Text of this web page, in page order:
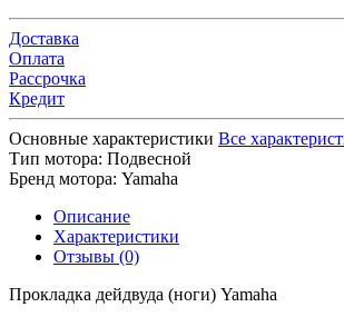
Доставка
Оплата
Рассрочка
Кредит
Основные характеристики Все
Тип мотора: Подвесной
Бренд мотора: Yamaha
Описание
Характеристики
Отзывы (0)
Прокладка дейдвуда (ноги) Yamaha